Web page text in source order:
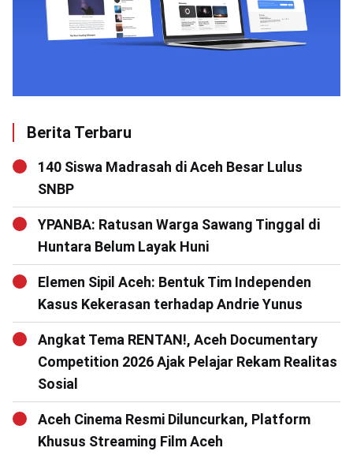
Berita Terbaru
140 Siswa Madrasah di Aceh Besar Lulus
SNBP
YPANBA: Ratusan Warga Sawang Tinggal di
Huntara Belum Layak Huni
Elemen Sipil Aceh: Bentuk Tim Independen
Kasus Kekerasan terhadap Andrie Yunus
Angkat Tema RENTAN!, Aceh Documentary
Competition 2026 Ajak Pelajar Rekam Realitas
Sosial
Aceh Cinema Resmi Diluncurkan, Platform
Khusus Streaming Film Aceh